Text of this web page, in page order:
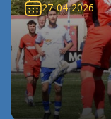
27-04-2026